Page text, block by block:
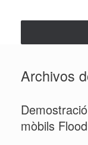
Archivos
mòbils